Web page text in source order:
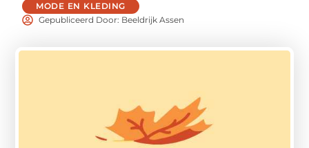
MODE EN KLEDING
Gepubliceerd Door: Beeldrijk Assen